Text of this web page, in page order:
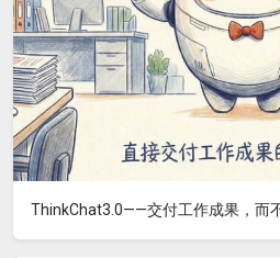
ThinkChat3.0——交付工作成果，而